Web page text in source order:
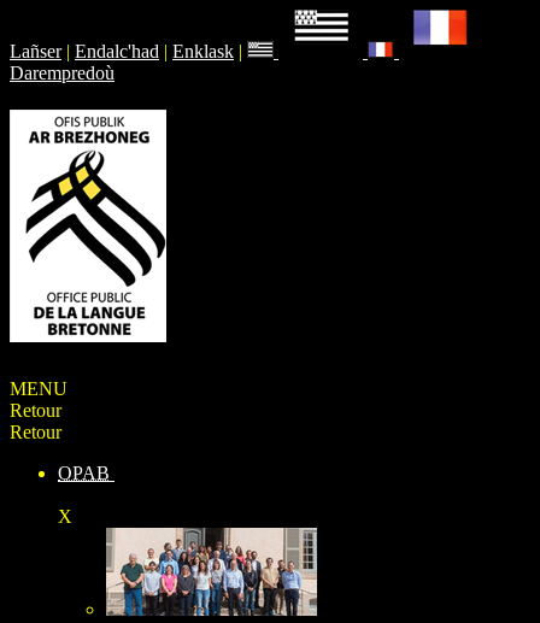
Lañser | Endalc'had | Enklask |
Darempredoù
MENU
Retour
Retour
OPAB
X